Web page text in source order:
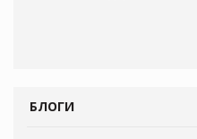
БЛОГИ